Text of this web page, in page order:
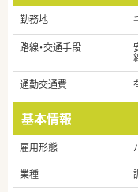
勤務地
路線・交通手段
通勤交通費
基本情報
雇用形態
業種